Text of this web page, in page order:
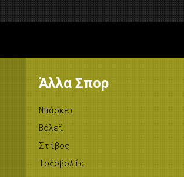
Άλλα Σπορ
Μπάσκετ
Βόλεϊ
Στίβος
Tοξοβολία